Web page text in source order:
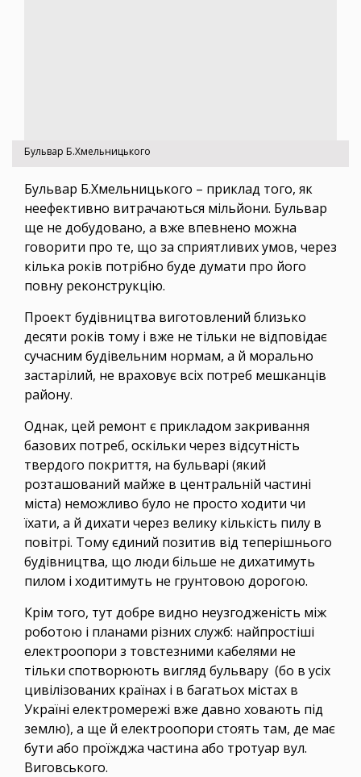
Бульвар Б.Хмельницького
Бульвар Б.Хмельницького – приклад того, як
неефективно витрачаються мільйони. Бульвар
ще не добудовано, а вже впевнено можна
говорити про те, що за сприятливих умов, через
кілька років потрібно буде думати про його
повну реконструкцію.
Проект будівництва виготовлений близько
десяти років тому і вже не тільки не відповідає
сучасним будівельним нормам, а й морально
застарілий, не враховує всіх потреб мешканців
району.
Однак, цей ремонт є прикладом закривання
базових потреб, оскільки через відсутність
твердого покриття, на бульварі (який
розташований майже в центральній частині
міста) неможливо було не просто ходити чи
їхати, а й дихати через велику кількість пилу в
повітрі. Тому єдиний позитив від теперішнього
будівництва, що люди більше не дихатимуть
пилом і ходитимуть не грунтовою дорогою.
Крім того, тут добре видно неузгодженість між
роботою і планами різних служб: найпростіші
електроопори з товстезними кабелями не
тільки спотворюють вигляд бульвару (бо в усіх
цивілізованих країнах і в багатьох містах в
Україні електромережі вже давно ховають під
землю), а ще й електроопори стоять там, де має
бути або проїжджа частина або тротуар вул.
Виговського.